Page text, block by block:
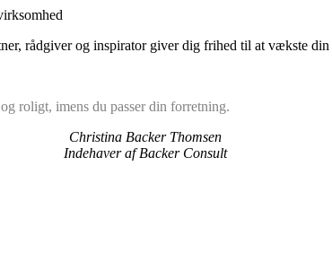
rådgiver og inspirator giver dig frihed til at vækste
roligt, imens du passer din forretning.
Christina Backer Thomsen
Indehaver af Backer Consult